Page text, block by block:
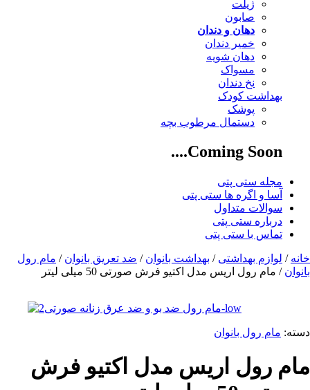
ژیلت
صابون
دهان و دندان
خمیر دندان
دهان شویه
مسواک
نخ دندان
بهداشت کودک
پوشک
دستمال مرطوب بچه
Coming Soon....
مجله ستی پتی
آسا و اگره ها ستی پتی
سوالات متداول
درباره ستی پتی
تماس با ستی پتی
خانه / لوازم بهداشتی / بهداشت بانوان / ضد تعریق بانوان / مام رول
بانوان / مام رول اریس مدل اکتیو فرش صورتی 50 میلی لیتر
دسته: مام رول بانوان
مام رول اریس مدل اکتیو فرش